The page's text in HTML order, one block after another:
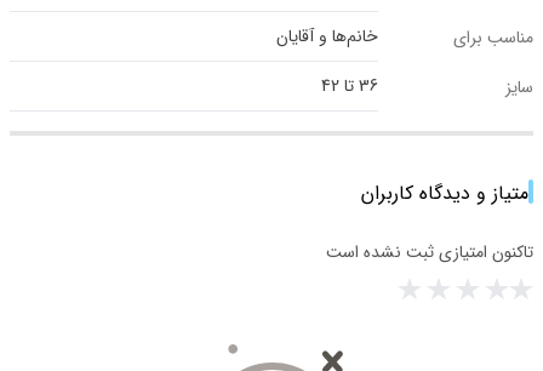
مناسب برای
خانم‌ها و آقایان
سایز
36 تا 42
امتیاز و دیدگاه کاربران
تاکنون امتیازی ثبت نشده است